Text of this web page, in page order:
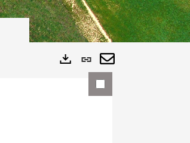
Exports
Lien
permanent
(Nouvelle
Envoyer
par